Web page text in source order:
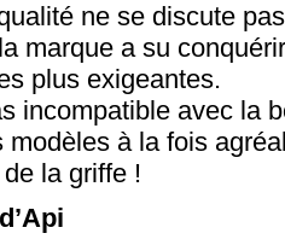
ne se discute
marque a su
plus exigeantes.
incompatible avec la
modèles à la fois
la griffe !